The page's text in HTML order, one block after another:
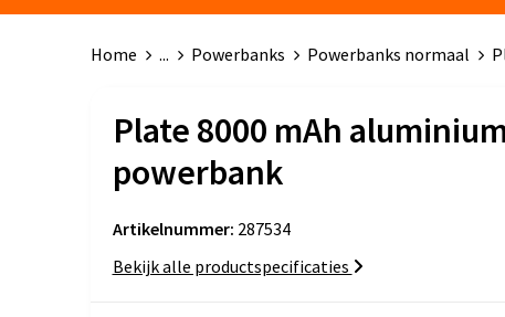
Home ... Powerbanks Powerbanks normaal
Plate 8000 mAh
powerbank
Artikelnummer: 287534
Bekijk alle productspecificaties